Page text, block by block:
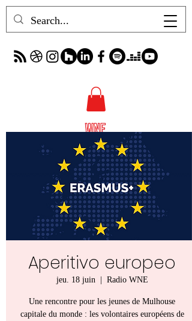
Aperitivo europeo
jeu. 18 juin
  |
Radio WNE
Une rencontre pour les jeunes de Mulhouse
capitale du monde : les volontaires européens de